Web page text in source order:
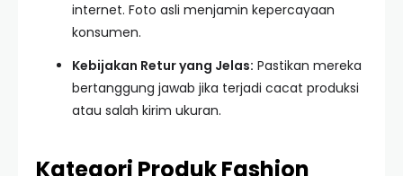
internet. Foto asli menjamin kepercayaan
konsumen.
Kebijakan Retur yang Jelas: Pastikan mereka
bertanggung jawab jika terjadi cacat produksi
atau salah kirim ukuran.
Kategori Produk Fashion